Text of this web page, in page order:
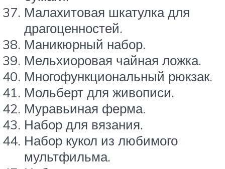
Малахитовая шкатулка для
драгоценностей.
Маникюрный набор.
Мельхиоровая чайная ложка.
Многофункциональный рюкзак.
Мольберт для живописи.
Муравьиная ферма.
Набор для вязания.
Набор кукол из любимого
мультфильма.